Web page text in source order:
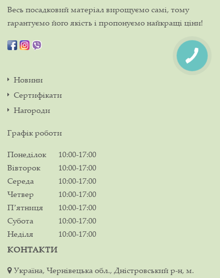
Весь посадковий матеріал вирощуємо самі, тому
гарантуємо його якість і пропонуємо найкращі ціни!
Новини
Сертифікати
Нагороди
Графік роботи
Понеділок
10:00-17:00
Вівторок
10:00-17:00
Середа
10:00-17:00
Четвер
10:00-17:00
Пʼятниця
10:00-17:00
Субота
10:00-17:00
Неділя
10:00-17:00
КОНТАКТИ
Україна, Чернівецька обл., Дністровський р-н, м.